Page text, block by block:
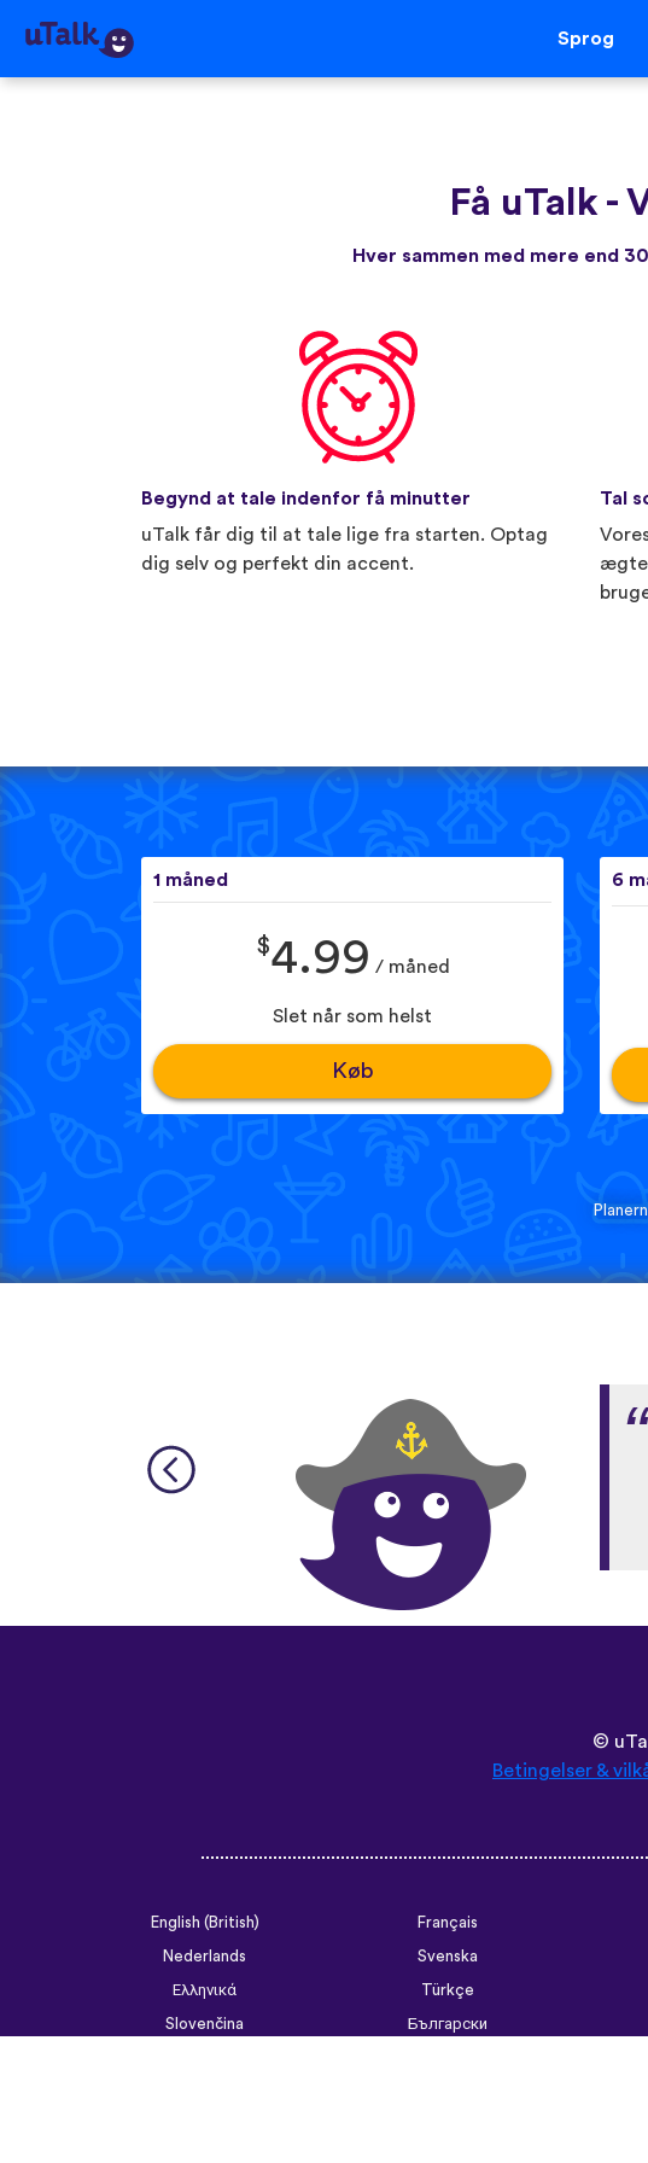
Sprog
Få uTalk -
Hver sammen med mere end
Begynd at tale indenfor få minutter
uTalk får dig til at tale lige fra starten. Optag
dig selv og perfekt din accent.
Tal
ægte
1 måned
$4.99 / måned
Slet når som helst
Køb
6
©
Betingelser &
English (British) Français
Nederlands
Svenska
Ελληνικά
Türkçe
Slovenčina
Български